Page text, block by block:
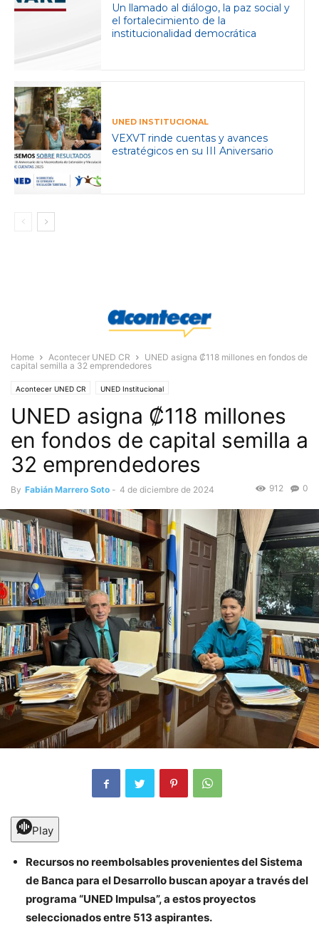
Un llamado al diálogo, la paz social y
el fortalecimiento de la
institucionalidad democrática
UNED INSTITUCIONAL
VEXVT rinde cuentas y avances
estratégicos en su III Aniversario